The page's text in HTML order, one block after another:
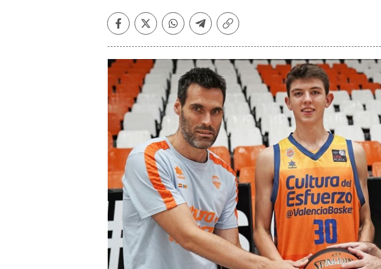
Facebook
TwitterWhatsapp
Telegram
Copiar